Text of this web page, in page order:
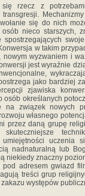
się rzecz z
transgresji.
się do nich
nieco starszych,
spostrzegających
w takim
nowym wyzwaniem i
jest wyraźnie
jako bardziej
zjawiska
osób określanych
na związek nowych
własnego
przez daną grupę
skuteczniejsze
umiejętności uczenia
nadnaturalną lub
niekiedy znaczny
pod adresem gwiazd
treści grup
występów